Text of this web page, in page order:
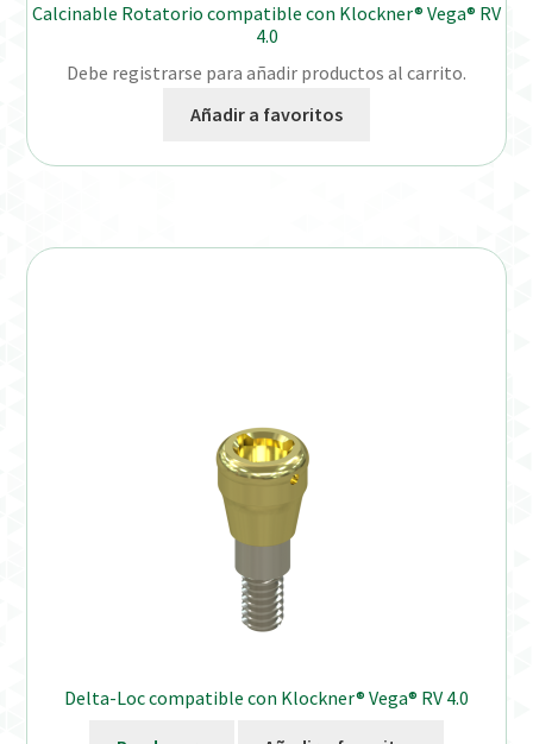
Calcinable Rotatorio compatible con Klockner® Vega® RV
4.0
Debe registrarse para añadir productos al carrito.
Añadir a favoritos
Delta-Loc compatible con Klockner® Vega® RV 4.0